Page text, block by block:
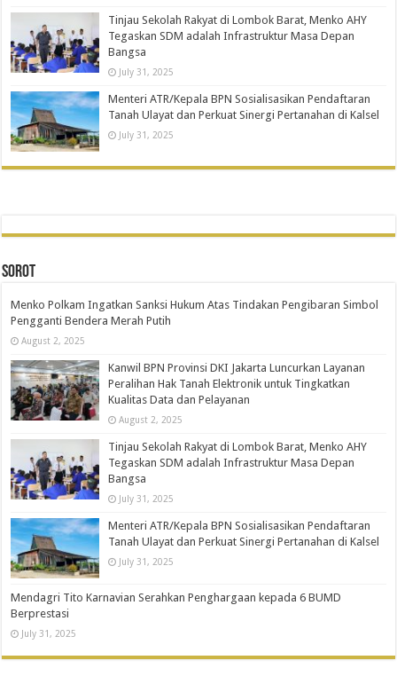
Tinjau Sekolah Rakyat di Lombok Barat, Menko AHY
Tegaskan SDM adalah Infrastruktur Masa Depan
Bangsa
July 31, 2025
Menteri ATR/Kepala BPN Sosialisasikan Pendaftaran
Tanah Ulayat dan Perkuat Sinergi Pertanahan di Kalsel
July 31, 2025
SOROT
Menko Polkam Ingatkan Sanksi Hukum Atas Tindakan Pengibaran Simbol
Pengganti Bendera Merah Putih
August 2, 2025
Kanwil BPN Provinsi DKI Jakarta Luncurkan Layanan
Peralihan Hak Tanah Elektronik untuk Tingkatkan
Kualitas Data dan Pelayanan
August 2, 2025
Tinjau Sekolah Rakyat di Lombok Barat, Menko AHY
Tegaskan SDM adalah Infrastruktur Masa Depan
Bangsa
July 31, 2025
Menteri ATR/Kepala BPN Sosialisasikan Pendaftaran
Tanah Ulayat dan Perkuat Sinergi Pertanahan di Kalsel
July 31, 2025
Mendagri Tito Karnavian Serahkan Penghargaan kepada 6 BUMD
Berprestasi
July 31, 2025